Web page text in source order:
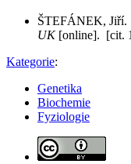
ŠTEFÁNEK, Jiří.
UK[online]. [cit.
Kategorie:
Genetika
Biochemie
Fyziologie